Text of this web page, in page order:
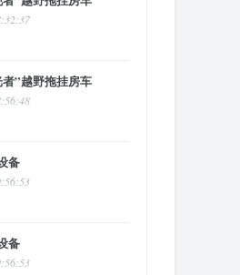
”越野拖挂房车
备
备